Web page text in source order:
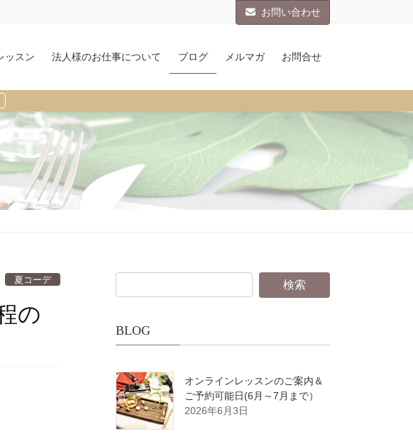
お問い合わせ
ッスン 法人様のお仕事について ブログ メルマガ お問合せ
夏コーデ
BLOG
オンラインレッスンのご案内＆
ご予約可能日(6月～7月まで）
2026年6月3日